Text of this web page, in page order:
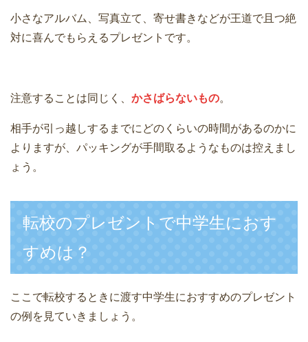
小さなアルバム、写真立て、寄せ書きなどが王道で且つ絶
対に喜んでもらえるプレゼントです。
注意することは同じく、 かさばらないもの。
相手が引っ越しするまでにどのくらいの時間があるのかに
よりますが、パッキングが手間取るようなものは控えまし
ょう。
転校のプレゼントで中学生におす
すめは？
ここで転校するときに渡す中学生におすすめのプレゼント
の例を見ていきましょう。